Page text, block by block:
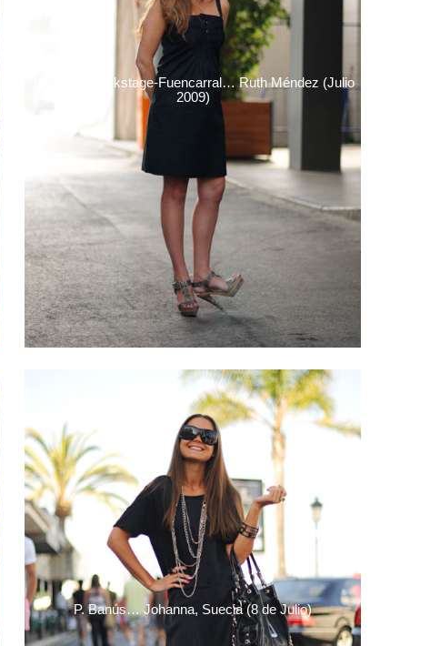
Telecinco Backstage-Fuencarral… Ruth Méndez (Julio
2009)
P. Banús… Johanna, Suecia (8 de Julio)